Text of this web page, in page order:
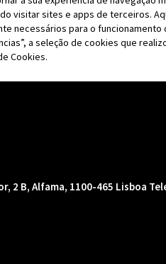
visitar sites e apps de terceiros.
necessários para o funcionamento
a seleção de cookies que
Cookies.
2 B, Alfama, 1100-465 Lisboa